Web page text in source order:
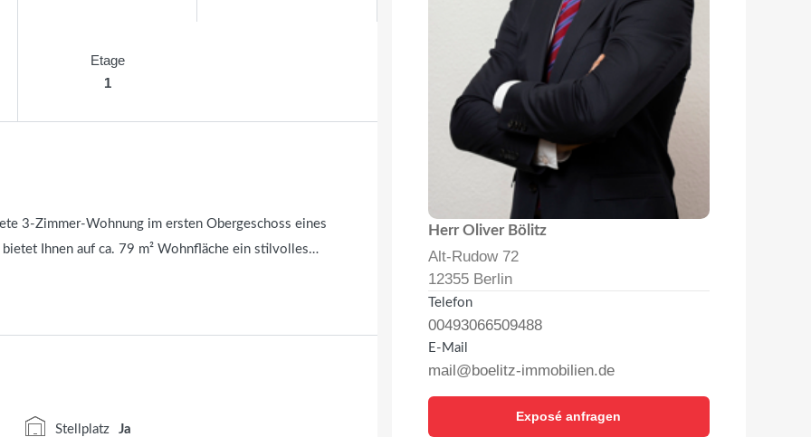
Etage
1
3-Zimmer-Wohnung im ersten Obergeschoss eines
Ihnen auf ca. 79 m² Wohnfläche ein stilvolles
Zugang zum sonnigen Balkon. Die
Stellplatz Ja
Herr Oliver Bölitz
Alt-Rudow 72
12355 Berlin
Telefon
00493066509488
E-Mail
mail@boelitz-immobilien.de
Exposé anfragen